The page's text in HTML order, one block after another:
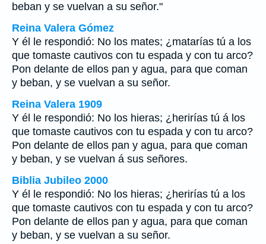
beban y se vuelvan a su señor."
Reina Valera Gómez
Y él le respondió: No los mates; ¿matarías tú a los
que tomaste cautivos con tu espada y con tu arco?
Pon delante de ellos pan y agua, para que coman
y beban, y se vuelvan a su señor.
Reina Valera 1909
Y él le respondió: No los hieras; ¿herirías tú á los
que tomaste cautivos con tu espada y con tu arco?
Pon delante de ellos pan y agua, para que coman
y beban, y se vuelvan á sus señores.
Biblia Jubileo 2000
Y él le respondió: No los hieras; ¿herirías tú a los
que tomaste cautivos con tu espada y con tu arco?
Pon delante de ellos pan y agua, para que coman
y beban, y se vuelvan a su señor.